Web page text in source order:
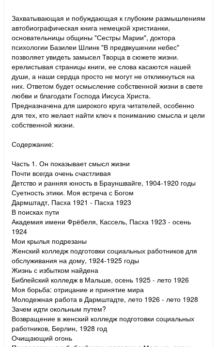
Захватывающая и побуждающая к глубоким размышлениям
автобиографическая книга немецкой христианки,
основательницы общины "Сестры Марии", доктора
психологии Базилеи Шлинк "В предвкушении небес"
позволяет увидеть замысел Творца в сюжете жизни.
ерелистывая страницы книги, ее слова касаются нашей
души, а наши сердца просто не могут не откликнуться на
них. Ответом будет осмысление собственной жизни в свете
любви и благодати Господа Иисуса Христа.
Предназначена для широкого круга читателей, особенно
для тех, кто желает найти ключ к пониманию смысла и цели
собственной жизни.
Содержание:
Часть 1. Он показывает смысл жизни
Почти всегда очень счастливая
Детство и ранняя юность в Брауншвайге, 1904-1920 годы
Суетность этики. Моя встреча с Богом
Дармштадт, Пасха 1921 - Пасха 1923
В поисках пути
Академия имени Фрёбеля, Кассель, Пасха 1923 - осень
1924
Мои крылья подрезаны
Женский колледж подготовки социальных работников для
обслуживания на дому, 1924-1925 годы
Жизнь с избытком найдена
Библейский колледж в Мальше, осень 1925 - лето 1926
Моя борьба: отрицание и принятие мира
Молодежная работа в Дармштадте, лето 1926 - лето 1928
Зачем идти окольным путем?
Возвращение в женский колледж подготовки социальных
работников, Берлин, 1928 год
Очищающий огонь